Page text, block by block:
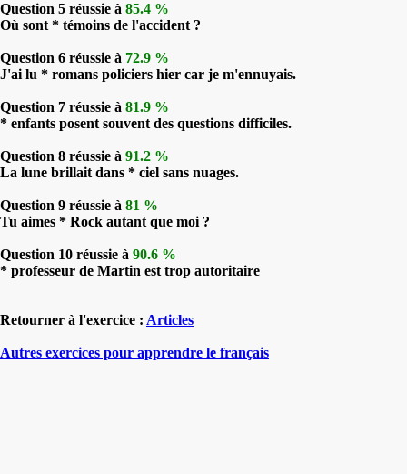
Question 5 réussie à 85.4 %
Où sont * témoins de l'accident ?
Question 6 réussie à 72.9 %
J'ai lu * romans policiers hier car je m'ennuyais.
Question 7 réussie à 81.9 %
* enfants posent souvent des questions difficiles.
Question 8 réussie à 91.2 %
La lune brillait dans * ciel sans nuages.
Question 9 réussie à 81 %
Tu aimes * Rock autant que moi ?
Question 10 réussie à 90.6 %
* professeur de Martin est trop autoritaire
Retourner à l'exercice : Articles
Autres exercices pour apprendre le français